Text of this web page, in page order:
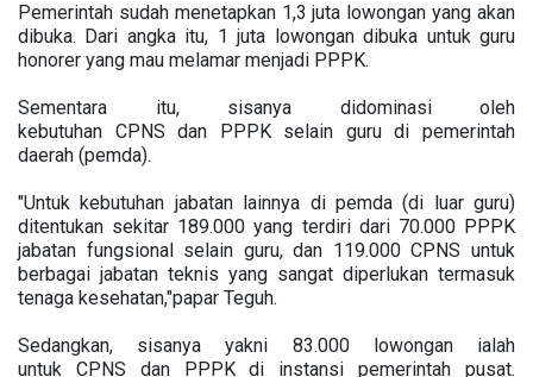
Pemerintah sudah menetapkan 1,3 juta lowongan yang akan
dibuka. Dari angka itu, 1 juta lowongan dibuka untuk guru
honorer yang mau melamar menjadi PPPK.
Sementara itu, sisanya didominasi oleh
kebutuhan CPNS dan PPPK selain guru di pemerintah
daerah (pemda).
"Untuk kebutuhan jabatan lainnya di pemda (di luar guru)
ditentukan sekitar 189.000 yang terdiri dari 70.000 PPPK
jabatan fungsional selain guru, dan 119.000 CPNS untuk
berbagai jabatan teknis yang sangat diperlukan termasuk
tenaga kesehatan,"papar Teguh.
Sedangkan, sisanya yakni 83.000 lowongan ialah
untuk CPNS dan PPPK di instansi pemerintah pusat.